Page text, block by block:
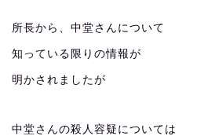
所長から、中堂さんについて
知っている限りの情報が
明かされましたが
中堂さんの殺人容疑については